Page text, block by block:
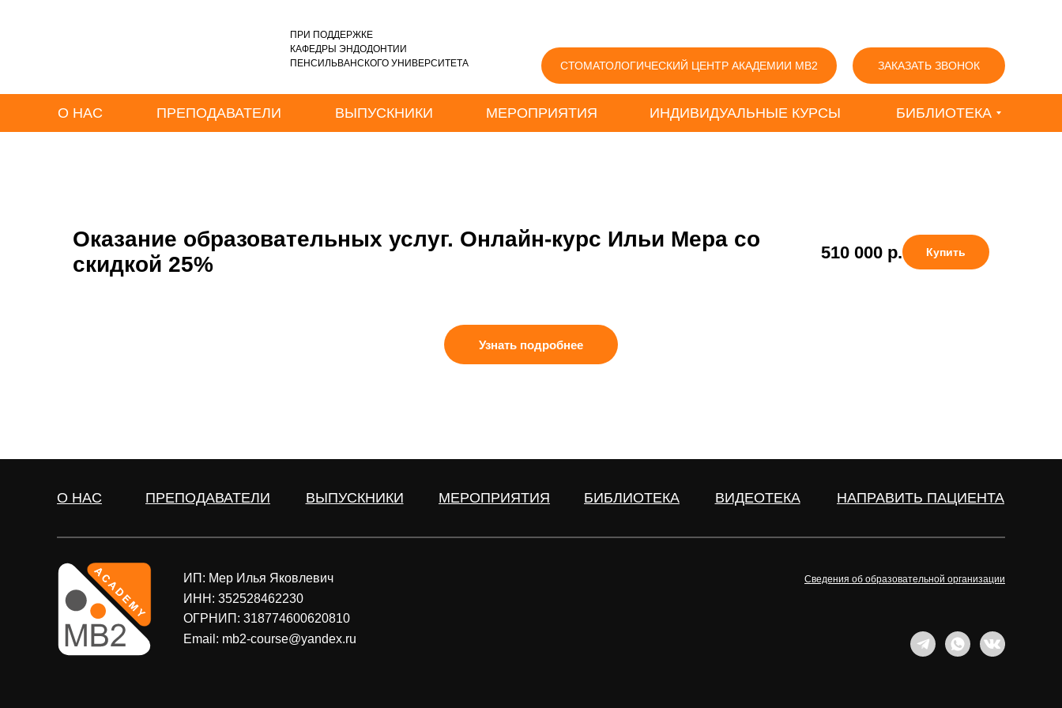
ПРИ ПОДДЕРЖКЕ
КАФЕДРЫ ЭНДОДОНТИИ
ПЕНСИЛЬВАНСКОГО УНИВЕРСИТЕТА
ЗАКАЗАТЬ ЗВОНОК
О НАС ПРЕПОДАВАТЕЛИ МЕРОПРИЯТИЯ БИБЛИОТЕКА
ИНДИВИДУАЛЬНЫЕ КУРСЫ
ВЫПУСКНИКИ
СТОМАТОЛОГИЧЕСКИЙ ЦЕНТР АКАДЕМИИ MB2
Оказание образовательных услуг. Онлайн-курс Ильи Мера со
скидкой 25%
510 000 р. Купить
Узнать подробнее
О НАС ПРЕПОДАВАТЕЛИ МЕРОПРИЯТИЯ ВИДЕОТЕКА
БИБЛИОТЕКА НАПРАВИТЬ ПАЦИЕНТА
ИП: Мер Илья Яковлевич
ИНН: 352528462230
ОГРНИП: 318774600620810
Email: mb2-course@yandex.ru
Сведения об образовательной организации
ВЫПУСКНИКИ